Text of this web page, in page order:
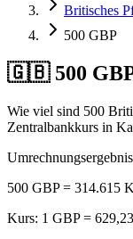
Britisches
500 GBP
🇬🇧 500
Wie viel sind 500
Zentralbankkurs in
Umrechnungsergebnis
500 GBP = 314.615
Kurs: 1 GBP =